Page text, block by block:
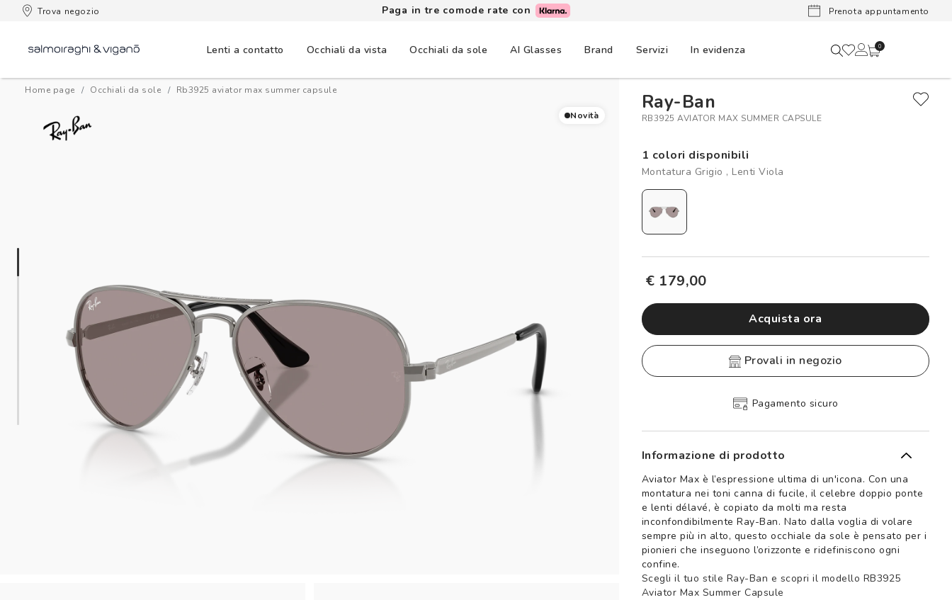
Trova negozio Paga in tre comode rate con Lenti a
Prenota appuntamento
Lenti a contatto Occhiali da vista Occhiali da sole AI Glasses Brand Servizi In evidenza 0
Home page Occhiali da sole rb3925 aviator max summer capsule
Novità
Ray-Ban
RB3925 AVIATOR MAX SUMMER CAPSULE
1 colori disponibili
Montatura Grigio , Lenti Viola
€ 179,00
Acquista ora
provali in negozio
Spedizione sicura e gratuita, senza spesa minima Pagamento sicuro
Informazione di prodotto
Aviator Max è l’espressione ultima di un'icona. Con una
montatura nei toni canna di fucile, il celebre doppio ponte
e lenti délavé, è copiato da molti ma resta
inconfondibilmente Ray-Ban. Nato dalla voglia di volare
sempre più in alto, questo occhiale da sole è pensato per i
pionieri che inseguono l’orizzonte e ridefiniscono ogni
confine.
Scegli il tuo stile Ray-Ban e scopri il modello RB3925
Aviator Max Summer Capsule